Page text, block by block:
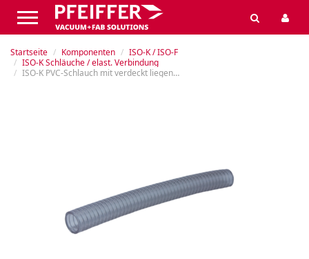
Startseite Komponenten
ISO-K / ISO-F
ISO-K Schläuche / elast. Verbindung
ISO-K PVC-Schlauch mit verdeckt liegender Stützspirale